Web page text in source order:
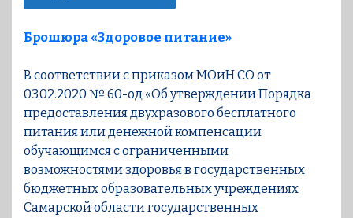
Брошюра «Здоровое питание»
В соответствии с приказом МОиН СО от
03.02.2020 № 60-од «Об утверждении Порядка
предоставления двухразового бесплатного
питания или денежной компенсации
обучающимся с ограниченными
возможностями здоровья в государственных
бюджетных образовательных учреждениях
Самарской области государственных